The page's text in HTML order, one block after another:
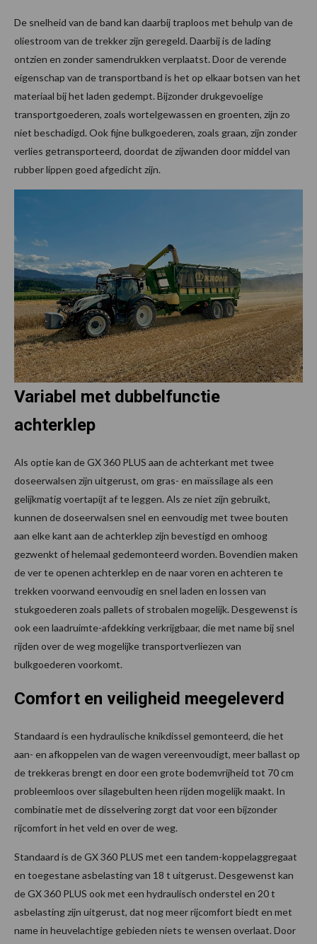
De snelheid van de band kan daarbij traploos met behulp van de
oliestroom van de trekker zijn geregeld. Daarbij is de lading
ontzien en zonder samendrukken verplaatst. Door de verende
eigenschap van de transportband is het op elkaar botsen van het
materiaal bij het laden gedempt. Bijzonder drukgevoelige
transportgoederen, zoals wortelgewassen en groenten, zijn zo
niet beschadigd. Ook fijne bulkgoederen, zoals graan, zijn zonder
verlies getransporteerd, doordat de zijwanden door middel van
rubber lippen goed afgedicht zijn.
Variabel met dubbelfunctie
achterklep
Als optie kan de GX 360 PLUS aan de achterkant met twee
doseerwalsen zijn uitgerust, om gras- en maïssilage als een
gelijkmatig voertapijt af te leggen. Als ze niet zijn gebruikt,
kunnen de doseerwalsen snel en eenvoudig met twee bouten
aan elke kant aan de achterklep zijn bevestigd en omhoog
gezwenkt of helemaal gedemonteerd worden. Bovendien maken
de ver te openen achterklep en de naar voren en achteren te
trekken voorwand eenvoudig en snel laden en lossen van
stukgoederen zoals pallets of strobalen mogelijk. Desgewenst is
ook een laadruimte-afdekking verkrijgbaar, die met name bij snel
rijden over de weg mogelijke transportverliezen van
bulkgoederen voorkomt.
Comfort en veiligheid meegeleverd
Standaard is een hydraulische knikdissel gemonteerd, die het
aan- en afkoppelen van de wagen vereenvoudigt, meer ballast op
de trekkeras brengt en door een grote bodemvrijheid tot 70 cm
probleemloos over silagebulten heen rijden mogelijk maakt. In
combinatie met de disselvering zorgt dat voor een bijzonder
rijcomfort in het veld en over de weg.
Standaard is de GX 360 PLUS met een tandem-koppelaggregaat
en toegestane asbelasting van 18 t uitgerust. Desgewenst kan
de GX 360 PLUS ook met een hydraulisch onderstel en 20 t
asbelasting zijn uitgerust, dat nog meer rijcomfort biedt en met
name in heuvelachtige gebieden niets te wensen overlaat. Door